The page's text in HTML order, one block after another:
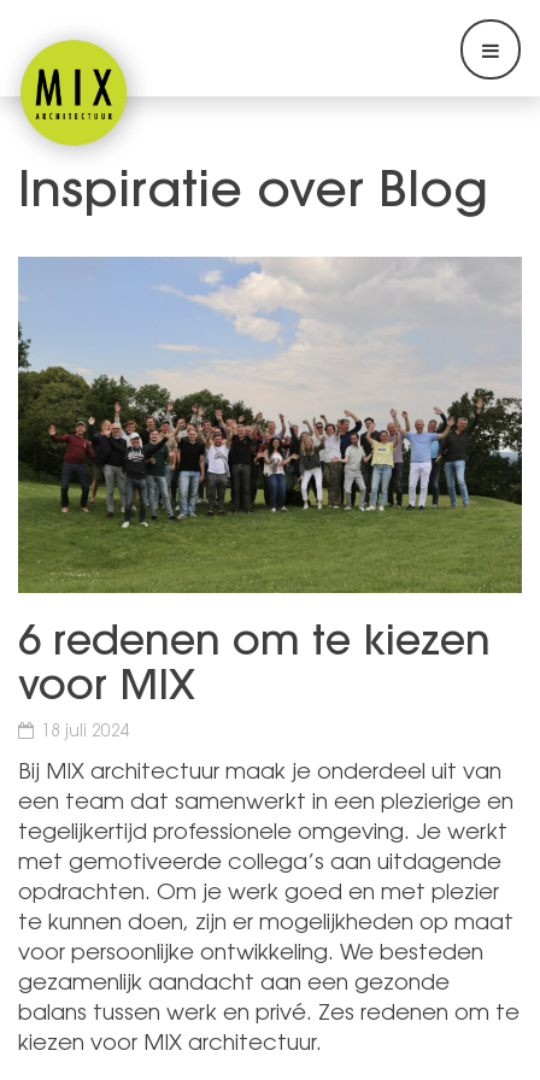
Inspiratie over Blog
6 redenen om te kiezen
voor MIX
18 juli 2024
Bij MIX architectuur maak je onderdeel uit van
een team dat samenwerkt in een plezierige en
tegelijkertijd professionele omgeving. Je werkt
met gemotiveerde collega’s aan uitdagende
opdrachten. Om je werk goed en met plezier
te kunnen doen, zijn er mogelijkheden op maat
voor persoonlijke ontwikkeling. We besteden
gezamenlijk aandacht aan een gezonde
balans tussen werk en privé. Zes redenen om te
kiezen voor MIX architectuur.